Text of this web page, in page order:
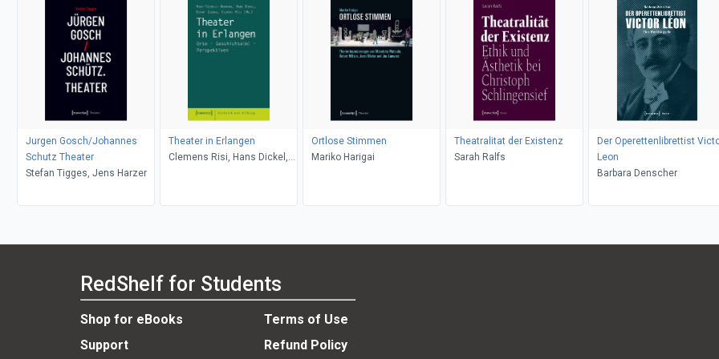
Jurgen Gosch/Johannes
Schutz Theater
Stefan Tigges, Jens Harzer
Theater in Erlangen
Clemens Risi, Hans Dickel,
Ortlose Stimmen
Mariko Harigai
Theatralitat der Existenz
Sarah Ralfs
Der Operettenlibrettist
Leon
Barbara Denscher
RedShelf for Students
Shop for eBooks
Terms of Use
Support
Refund Policy